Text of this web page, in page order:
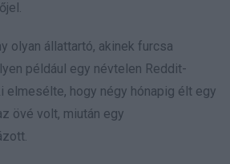
olyan állattartó, akinek furcsa
például egy névtelen Reddit-
elmesélte, hogy négy hónapig élt egy
övé volt, miután egy